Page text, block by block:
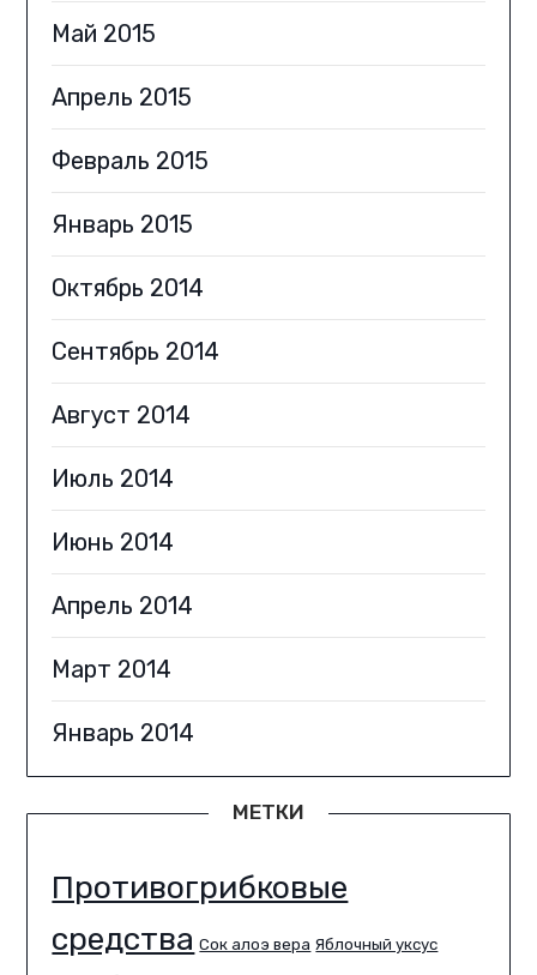
Май 2015
Апрель 2015
Февраль 2015
Январь 2015
Октябрь 2014
Сентябрь 2014
Август 2014
Июль 2014
Июнь 2014
Апрель 2014
Март 2014
Январь 2014
МЕТКИ
Противогрибковые
средства Сок алоэ вера Яблочный уксус